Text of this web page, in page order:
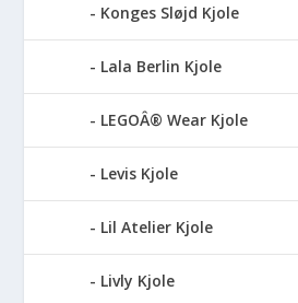
Konges Sløjd Kjole
Lala Berlin Kjole
LEGOÂ® Wear Kjole
Levis Kjole
Lil Atelier Kjole
Livly Kjole